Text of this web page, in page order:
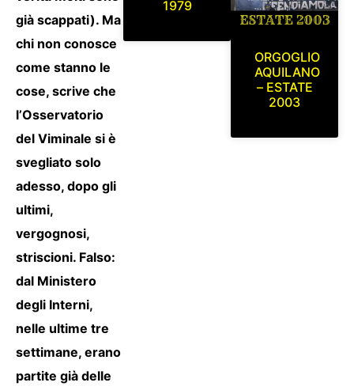
già scappati). Ma
chi non conosce
come stanno le
cose, scrive che
l’Osservatorio
del Viminale si è
svegliato solo
adesso, dopo gli
ultimi,
vergognosi,
striscioni. Falso:
dal Ministero
degli Interni,
nelle ultime tre
settimane, erano
partite già delle
1979
ORGOGLIO
AQUILANO
– ESTATE
2003